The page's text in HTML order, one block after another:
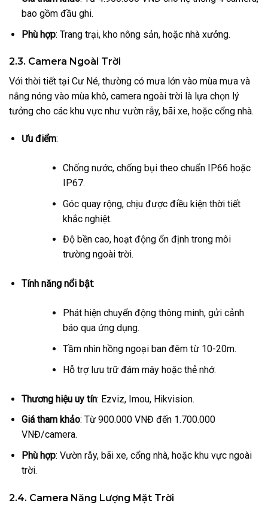
bao gồm đầu ghi.
Phù hợp: Trang trại, kho nông sản, hoặc nhà xưởng.
2.3. Camera Ngoài Trời
Với thời tiết tại Cư Né, thường có mưa lớn vào mùa mưa và
nắng nóng vào mùa khô, camera ngoài trời là lựa chọn lý
tưởng cho các khu vực như vườn rẫy, bãi xe, hoặc cổng nhà.
Ưu điểm:
Chống nước, chống bụi theo chuẩn IP66 hoặc
IP67.
Góc quay rộng, chịu được điều kiện thời tiết
khắc nghiệt.
Độ bền cao, hoạt động ổn định trong môi
trường ngoài trời.
Tính năng nổi bật:
Phát hiện chuyển động thông minh, gửi cảnh
báo qua ứng dụng.
Tầm nhìn hồng ngoại ban đêm từ 10-20m.
Hỗ trợ lưu trữ đám mây hoặc thẻ nhớ.
Thương hiệu uy tín: Ezviz, Imou, Hikvision.
Giá tham khảo: Từ 900.000 VNĐ đến 1.700.000
VNĐ/camera.
Phù hợp: Vườn rẫy, bãi xe, cổng nhà, hoặc khu vực ngoài
trời.
2.4. Camera Năng Lượng Mặt Trời